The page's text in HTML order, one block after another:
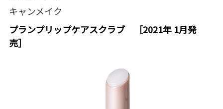
キャンメイク
プランプリップケアスクラブ ［2021年 1月発
売］